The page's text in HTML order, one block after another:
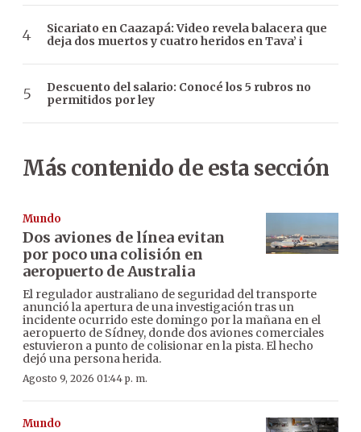
Sicariato en Caazapá: Video revela balacera que
deja dos muertos y cuatro heridos en Tava’ i
Descuento del salario: Conocé los 5 rubros no
permitidos por ley
Más contenido de esta sección
Mundo
Dos aviones de línea evitan
por poco una colisión en
aeropuerto de Australia
El regulador australiano de seguridad del transporte
anunció la apertura de una investigación tras un
incidente ocurrido este domingo por la mañana en el
aeropuerto de Sídney, donde dos aviones comerciales
estuvieron a punto de colisionar en la pista. El hecho
dejó una persona herida.
Agosto 9, 2026 01:44 p. m.
Mundo